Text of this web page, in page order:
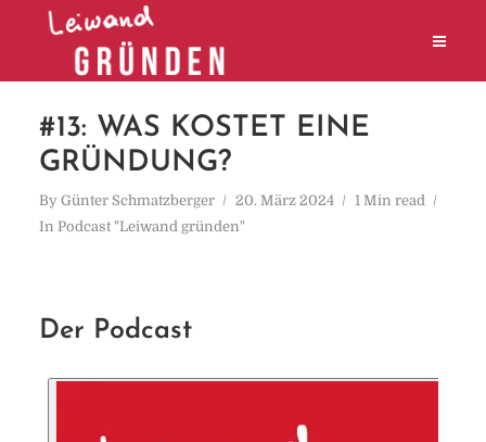
#13: WAS KOSTET EINE
GRÜNDUNG?
By Günter Schmatzberger 20. März 2024
1 Min read
In Podcast "Leiwand gründen"
Der Podcast